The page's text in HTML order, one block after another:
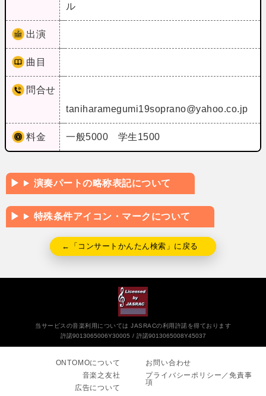
ル
出演
曲目
問合せ
taniharamegumi19soprano@yahoo.co.jp
料金 一般5000 学生1500
演奏パートの略称表記について
特殊条件アイコン・マークについて
←「コンサートかんたん検索」に戻る
当サービスの音楽利用については JASRACの利用許諾を得ております
許諾9013065006Y30005
許諾9013065008Y45037
ONTOMOについて
音楽之友社
広告について
お問い合わせ
プライバシーポリシー／免責事
項